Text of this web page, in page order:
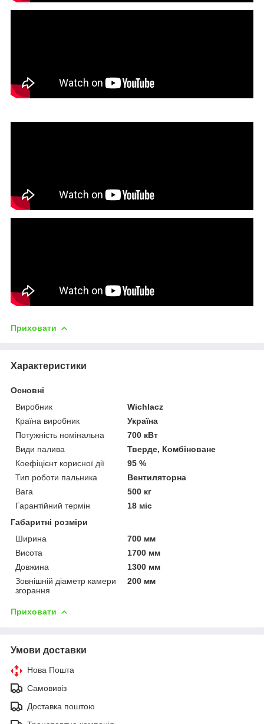
Приховати
Характеристики
Основні
Виробник
Wichlacz
Країна виробник
Україна
Потужність номінальна
700 кВт
Види палива
Тверде, Комбіноване
Коефіцієнт корисної дії
95 %
Тип роботи пальника
Вентиляторна
Вага
500 кг
Гарантійний термін
18 міс
Габаритні розміри
Ширина
700 мм
Висота
1700 мм
Довжина
1300 мм
Зовнішній діаметр камери
згорання
200 мм
Приховати
Умови доставки
Нова Пошта
Самовивіз
Доставка поштою